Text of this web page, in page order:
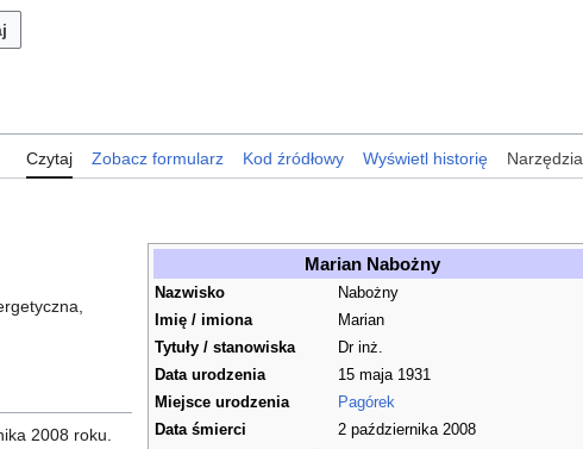
Czytaj Zobacz formularz Kod źródłowy Wyświetl historię Narzędzia
Marian Nabożny
Nazwisko
Nabożny
Imię / imiona
Marian
Tytuły / stanowiska
Dr inż.
Data urodzenia
15 maja 1931
Miejsce urodzenia
Pagórek
Data śmierci
2 października 2008
2008 roku.